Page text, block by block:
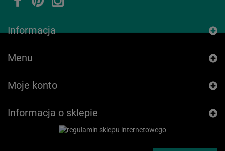
Informacja
Menu
Moje konto
Informacja o sklepie